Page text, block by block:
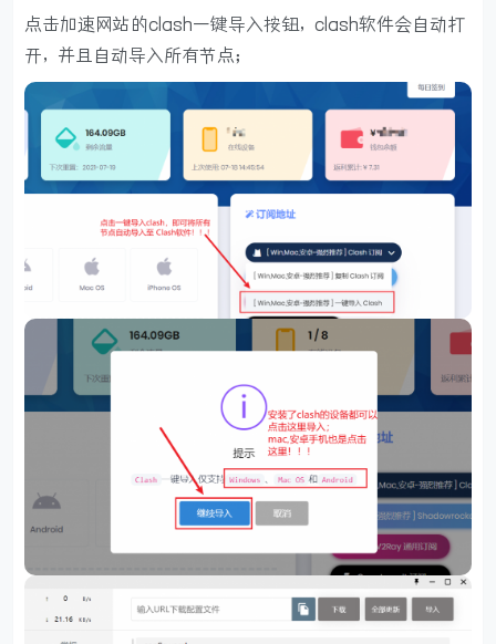
点击加速网站的clash一键导入按钮，clash软件会自动打
开，并且自动导入所有节点；